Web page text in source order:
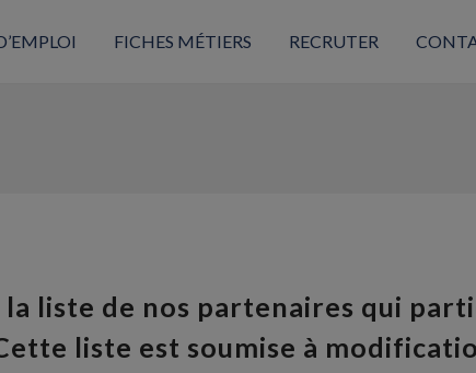
FICHES MÉTIERS RECRUTER
liste de nos partenaires qui
liste est soumise à